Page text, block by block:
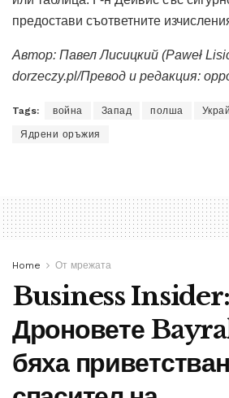
предостави съответните
Автор: Павел Лисицкий (Paweł
dorzeczy.pl/Превод и редакция:
Tags: война Запад полша
Ядрени оръжия
Home От мрежата
Business Insider:
Дроновете
бяха